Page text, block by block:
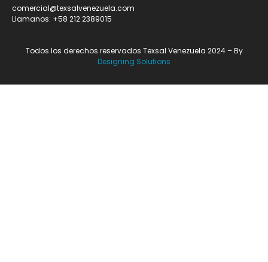
comercial@texsalvenezuela.com
Llamanos: +58 212 2389015
Todos los derechos reservados Texsal Venezuela 2024 – By
Designing Solutions